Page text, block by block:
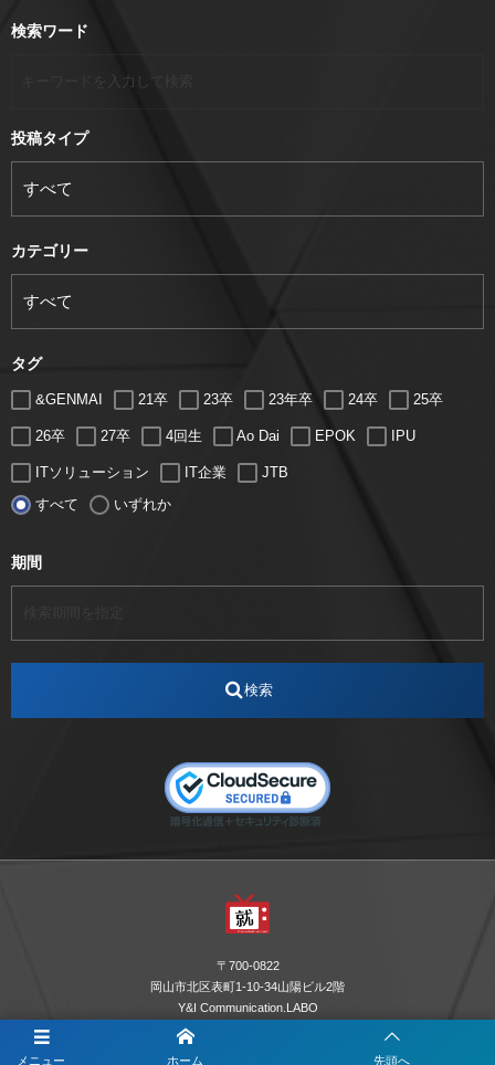
メニュー ホーム 先頭へ
検索ワード
投稿タイプ
カテゴリー
タグ
&GENMAI 21卒 23卒 23年卒 24卒 25卒
26卒 27卒 4回生 Ao Dai EPOK IPU
ITソリューション IT企業 JTB
LUGZ ENTERTAINMENT
エスタカヤ電子工業
オンライン カイタック
キーエンス流性弱説経営 キーエンス解剖
セレクトショップ
ナカシマプロペラ株式会社
ノートルダム ノートルダム清心
ノートルダム清心女子大学 パーソナルカラー診断
すべて いずれか
期間
検索
〒700-0822
岡山市北区表町1-10-34山陽ビル2階
Y&I Communication.LABO
お電話でのお問合わせはこちら